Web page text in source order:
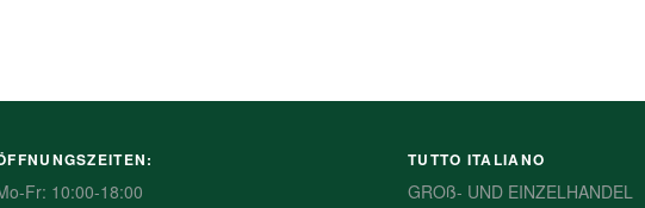
Fr: 10:00-18:00
TUTTO ITALIANO
GROß- UND EINZELHANDEL